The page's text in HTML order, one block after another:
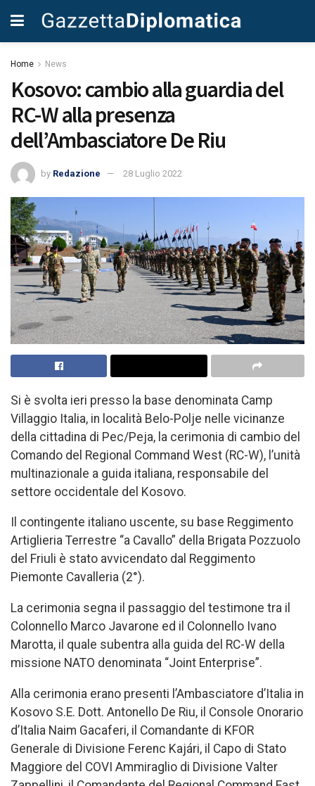
Home News
Kosovo: cambio alla guardia del
RC-W alla presenza
dell’Ambasciatore De Riu
by Redazione 28 Luglio 2022
Si è svolta ieri presso la base denominata Camp
Villaggio Italia, in località Belo-Polje nelle vicinanze
della cittadina di Pec/Peja, la cerimonia di cambio del
Comando del Regional Command West (RC-W), l’unità
multinazionale a guida italiana, responsabile del
settore occidentale del Kosovo.
Il contingente italiano uscente, su base Reggimento
Artiglieria Terrestre “a Cavallo” della Brigata Pozzuolo
del Friuli è stato avvicendato dal Reggimento
Piemonte Cavalleria (2°).
La cerimonia segna il passaggio del testimone tra il
Colonnello Marco Javarone ed il Colonnello Ivano
Marotta, il quale subentra alla guida del RC-W della
missione NATO denominata “Joint Enterprise”.
Alla cerimonia erano presenti l’Ambasciatore d’Italia in
Kosovo S.E. Dott. Antonello De Riu, il Console Onorario
d’Italia Naim Gacaferi, il Comandante di KFOR
Generale di Divisione Ferenc Kajári, il Capo di Stato
Maggiore del COVI Ammiraglio di Divisione Valter